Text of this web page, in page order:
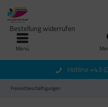
Menü
Bestellung widerrufen
Hotline +43
Freizeitbeschäftigungen